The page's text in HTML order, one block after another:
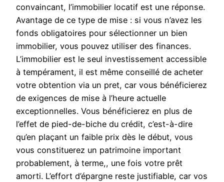
convaincant, l’immobilier locatif est une réponse.
Avantage de ce type de mise : si vous n’avez les
fonds obligatoires pour sélectionner un bien
immobilier, vous pouvez utiliser des finances.
L’immobilier est le seul investissement accessible
à tempérament, il est même conseillé de acheter
votre obtention via un pret, car vous bénéficierez
de exigences de mise à l’heure actuelle
exceptionnelles. Vous bénéficierez en plus de
l’effet de pied-de-biche du crédit, c’est-à-dire
qu’en plaçant un faible prix dès le début, vous
vous constituerez un patrimoine important
probablement, à terme,, une fois votre prêt
amorti. L’effort d’épargne reste justifiable, car vos